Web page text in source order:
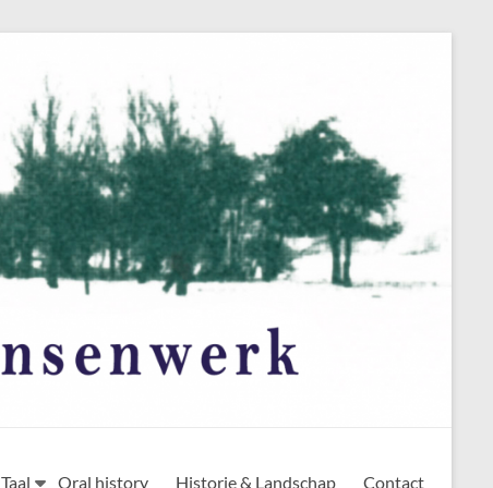
Taal Oral history Historie & Landschap Contact